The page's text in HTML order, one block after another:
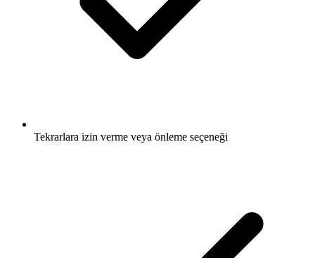
Tekrarlara izin verme veya önleme seçeneği